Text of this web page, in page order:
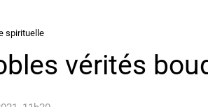
spirituelle
vérités